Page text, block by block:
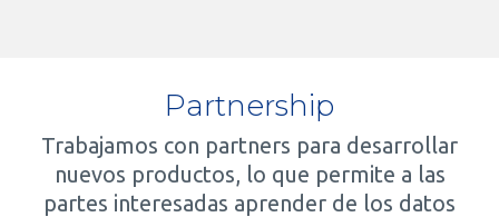
Partnership
Trabajamos con partners para desarrollar
nuevos productos, lo que permite a las
partes interesadas aprender de los datos